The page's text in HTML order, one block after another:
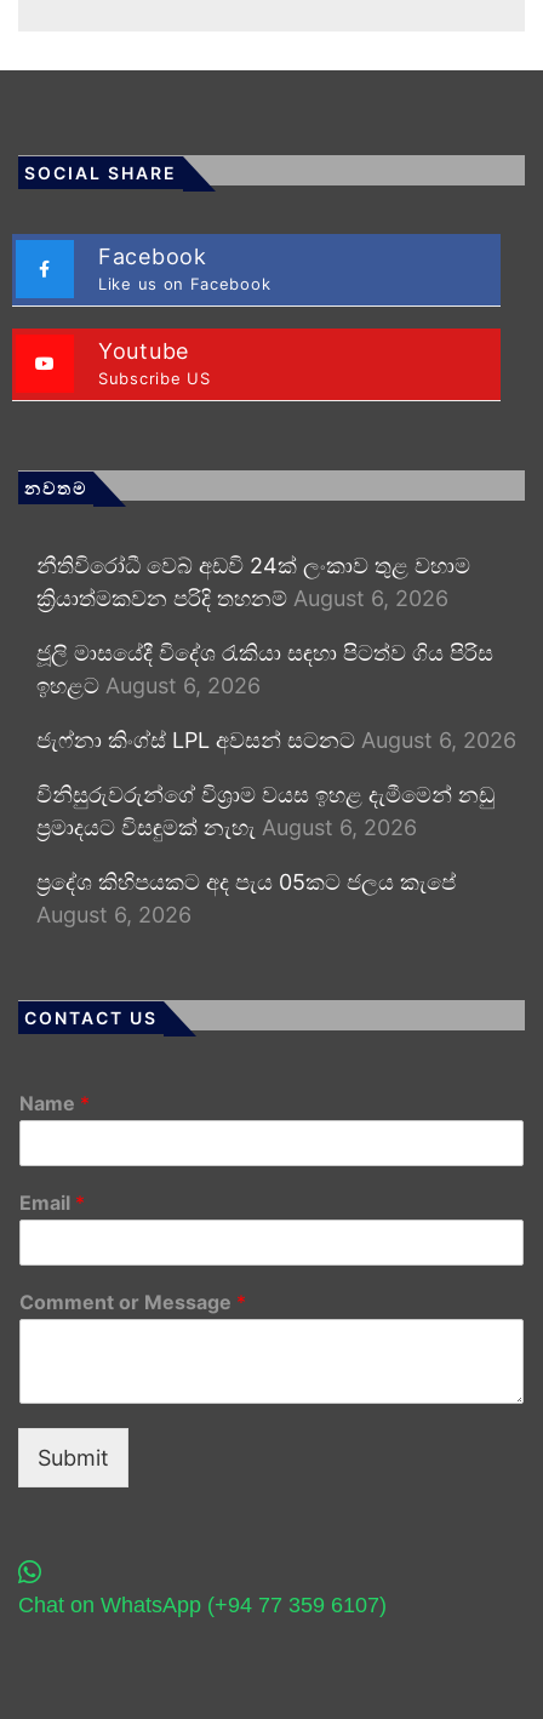
SOCIAL SHARE
Facebook
Like us on Facebook
Youtube
Subscribe US
නවතම
නීතිවිරෝධී වෙබ් අඩවි 24ක් ලංකාව තුළ වහාම
ක්‍රියාත්මකවන පරිදි තහනම් August 6, 2026
ජූලි මාසයේදී විදේශ රැකියා සඳහා පිටත්ව ගිය පිරිස
ඉහළට August 6, 2026
ජැෆ්නා කිංග්ස් LPL අවසන් සටනට August 6, 2026
විනිසුරුවරුන්ගේ විශ්‍රාම වයස ඉහළ දැමීමෙන් නඩු
ප්‍රමාදයට විසඳුමක් නැහැ August 6, 2026
ප්‍රදේශ කිහිපයකට අද පැය 05කට ජලය කැපේ
August 6, 2026
CONTACT US
Name *
Email *
Comment or Message *
Submit
Chat on WhatsApp (+94 77 359 6107)